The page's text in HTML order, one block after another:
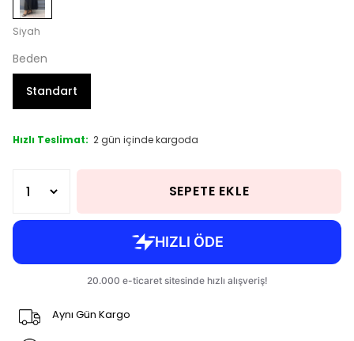
Siyah
Beden
Standart
Hızlı Teslimat: 2 gün içinde kargoda
SEPETE EKLE
Aynı Gün Kargo